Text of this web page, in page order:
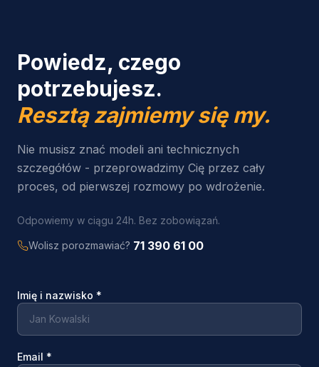
Powiedz, czego
potrzebujesz.
Resztą zajmiemy się my.
Nie musisz znać modeli ani technicznych
szczegółów - przeprowadzimy Cię przez cały
proces, od pierwszej rozmowy po wdrożenie.
Odpowiemy w ciągu 24h. Bez zobowiązań.
Wolisz porozmawiać? 71 390 61 00
Imię i nazwisko *
Email *